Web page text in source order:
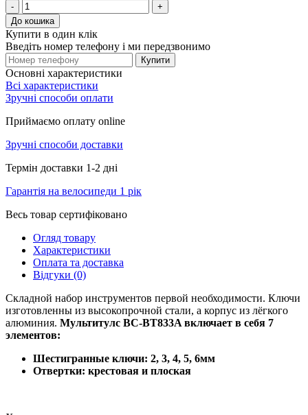
-
+
До кошика
Купити в один клік
Введіть номер телефону і ми передзвонимо
Купити
Основні характеристики
Всі характеристики
Зручні способи оплати
Приймаємо оплату online
Зручні способи доставки
Термін доставки 1-2 дні
Гарантія на велосипеди 1 рік
Весь товар сертифіковано
Огляд товару
Характеристики
Оплата та доставка
Відгуки (0)
Складной набор инструментов первой необходимости. Ключи
изготовленны из высокопрочной стали, а корпус из лёгкого
алюминия. Мультитулс BC-BT833A включает в себя 7
элементов:
Шестигранные ключи: 2, 3, 4, 5, 6мм
Отвертки: крестовая и плоская